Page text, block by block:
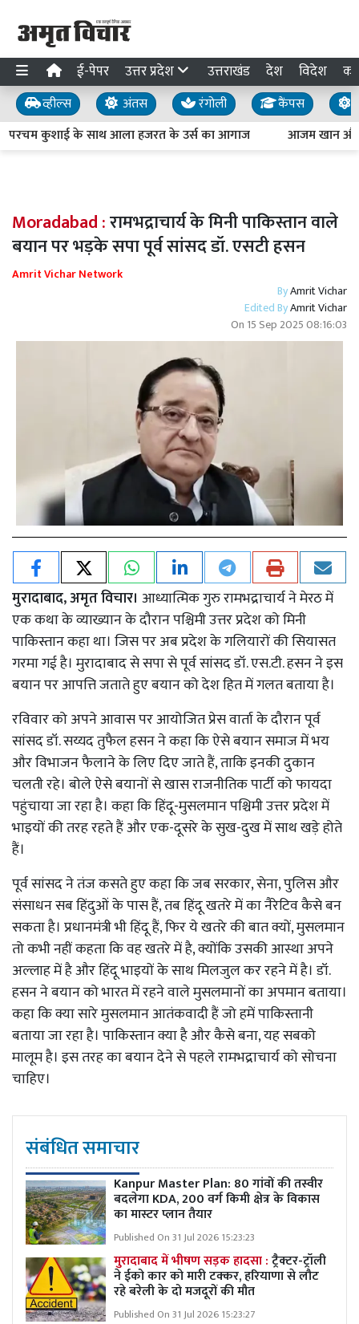
ई-पेपर उत्तर प्रदेश उत्तराखंड देश विदेश
व्हील्स अंतस रंगोली कैंपस
परचम कुशाई के साथ आला हजरत के उर्स का आगाज
आजम खान और
Moradabad :रामभद्राचार्य के मिनी पाकिस्तान वाले
बयान पर भड़के सपा पूर्व सांसद डॉ. एसटी हसन
Amrit Vichar Network
ByAmrit Vichar
Edited ByAmrit Vichar
On 15 Sep 2025 08:16:03
मुरादाबाद, अमृत विचार। आध्यात्मिक गुरु रामभद्राचार्य ने मेरठ में
एक कथा के व्याख्यान के दौरान पश्चिमी उत्तर प्रदेश को मिनी
पाकिस्तान कहा था। जिस पर अब प्रदेश के गलियारों की सियासत
गरमा गई है। मुरादाबाद से सपा से पूर्व सांसद डॉ. एस.टी. हसन ने इस
बयान पर आपत्ति जताते हुए बयान को देश हित में गलत बताया है।
रविवार को अपने आवास पर आयोजित प्रेस वार्ता के दौरान पूर्व
सांसद डॉ. सय्यद तुफैल हसन ने कहा कि ऐसे बयान समाज में भय
और विभाजन फैलाने के लिए दिए जाते हैं, ताकि इनकी दुकान
चलती रहे। बोले ऐसे बयानों से खास राजनीतिक पार्टी को फायदा
पहुंचाया जा रहा है। कहा कि हिंदू-मुसलमान पश्चिमी उत्तर प्रदेश में
भाइयों की तरह रहते हैं और एक-दूसरे के सुख-दुख में साथ खड़े होते
हैं।
पूर्व सांसद ने तंज कसते हुए कहा कि जब सरकार, सेना, पुलिस और
संसाधन सब हिंदुओं के पास हैं, तब हिंदू खतरे में का नैरेटिव कैसे बन
सकता है। प्रधानमंत्री भी हिंदू हैं, फिर ये खतरे की बात क्यों, मुसलमान
तो कभी नहीं कहता कि वह खतरे में है, क्योंकि उसकी आस्था अपने
अल्लाह में है और हिंदू भाइयों के साथ मिलजुल कर रहने में है। डॉ.
हसन ने बयान को भारत में रहने वाले मुसलमानों का अपमान बताया।
कहा कि क्या सारे मुसलमान आतंकवादी हैं जो हमें पाकिस्तानी
बताया जा रहा है। पाकिस्तान क्या है और कैसे बना, यह सबको
मालूम है। इस तरह का बयान देने से पहले रामभद्राचार्य को सोचना
चाहिए।
संबंधित समाचार
Kanpur Master Plan: 80 गांवों की तस्वीर
बदलेगा KDA, 200 वर्ग किमी क्षेत्र के विकास
का मास्टर प्लान तैयार
Published On 31 Jul 2026 15:23:23
मुरादाबाद में भीषण सड़क हादसा :ट्रैक्टर-ट्रॉली
ने ईको कार को मारी टक्कर, हरियाणा से लौट
रहे बरेली के दो मजदूरों की मौत
Published On 31 Jul 2026 15:23:27